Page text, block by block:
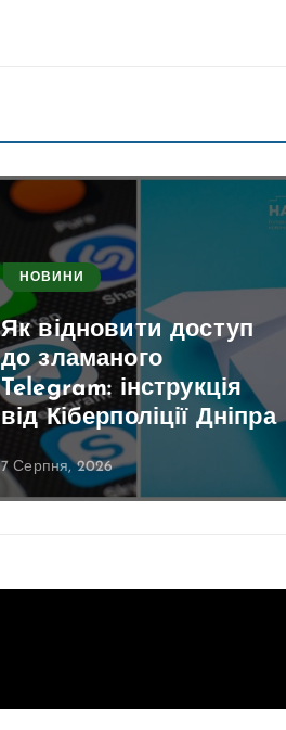
НОВИНИ
Як відновити доступ
до зламаного
Telegram: інструкція
від Кіберполіції Дніпра
7 Серпня, 2026